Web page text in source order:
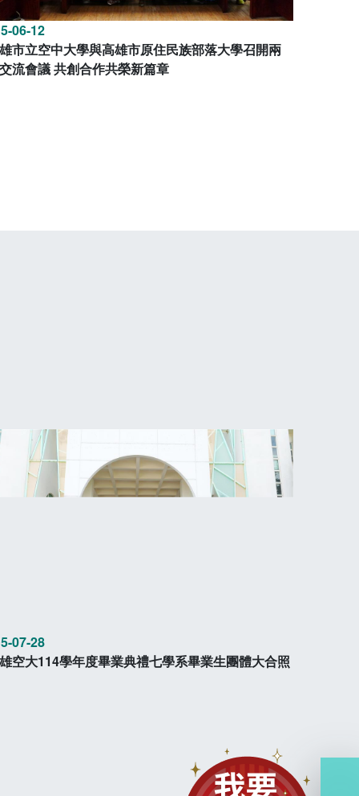
06-12
市立空中大學與高雄市原住民族部落大學召開兩
流會議 共創合作共榮新篇章
07-28
空大114學年度畢業典禮七學系畢業生團體大合照